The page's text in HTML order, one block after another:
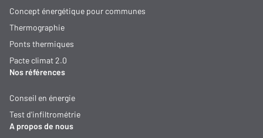
Concept énergétique pour communes
Thermographie
Ponts thermiques
Pacte climat 2.0
Nos références
Conseil en énergie
Test d'infiltrométrie
A propos de nous